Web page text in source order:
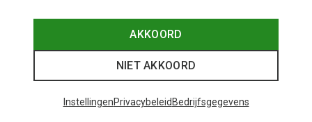
AKKOORD
NIET AKKOORD
InstellingenPrivacybeleid Bedrijfsgegevens